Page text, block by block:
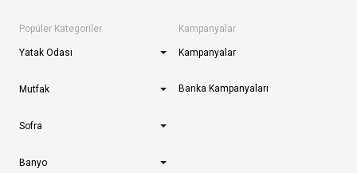
Popüler Kategoriler
Yatak Odası
Mutfak
Sofra
Banyo
Kampanyalar
Kampanyalar
Banka Kampanyaları